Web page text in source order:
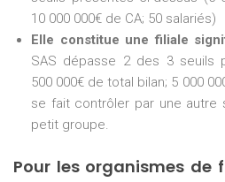
10 000 000€ de CA; 50 salariés)
Elle constitue une filiale
SAS dépasse 2 des 3 seuils
500 000€ de total bilan; 5 000
se fait contrôler par une autre
petit groupe.
Pour les organismes de